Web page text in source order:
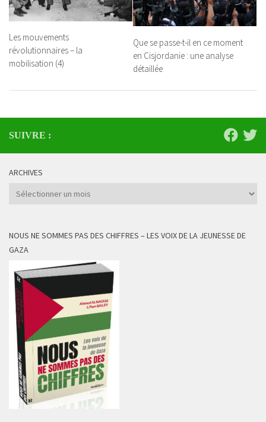
Les mouvements
révolutionnaires – la
mobilisation (4)
Que se passe-t-il en ce moment
en Cisjordanie : une analyse
détaillée
SUIVRE :
ARCHIVES
Archives
NOUS NE SOMMES PAS DES CHIFFRES – LES VOIX DE LA JEUNESSE DE
GAZA